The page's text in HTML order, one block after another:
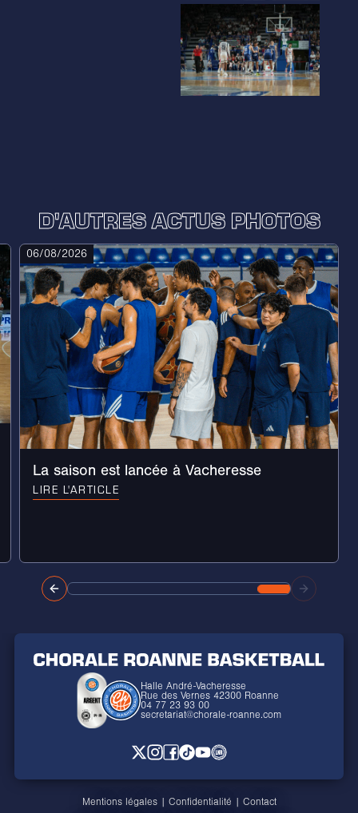
D'AUTRES ACTUS PHOTOS
06/08/2026
La saison est lancée à Vacheresse
LIRE L'ARTICLE
Halle André-Vacheresse
Rue des Vernes 42300 Roanne
04 77 23 93 00
secretariat@chorale-roanne.com
Mentions légales| Confidentialité Contact